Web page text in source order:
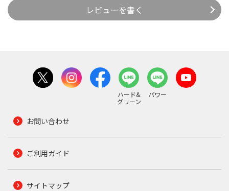
レビューを書く
ハード&
グリーン
パワー
お問い合わせ
ご利用ガイド
サイトマップ